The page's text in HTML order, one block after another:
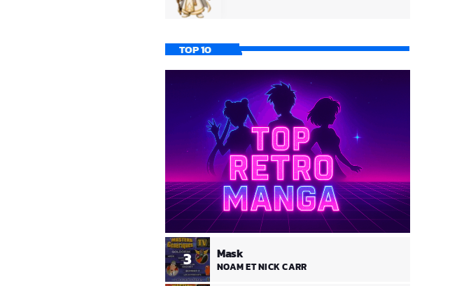
TOP 10
3 Mask
NOAM ET NICK CARR